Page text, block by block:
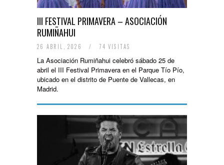
III FESTIVAL PRIMAVERA – ASOCIACIÓN
RUMIÑAHUI
26 ABRIL, 2026 / 74 VISITAS
La Asociación Rumiñahui celebró sábado 25 de
abril el III Festival Primavera en el Parque Tío Pío,
ubicado en el distrito de Puente de Vallecas, en
Madrid.